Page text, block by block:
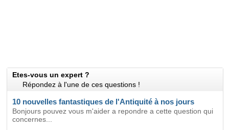
Etes-vous un expert ?
Répondez à l'une de ces questions !
10 nouvelles fantastiques de l'Antiquité à nos jours
Bonjours pouvez vous m'aider a repondre a cette question qui
concernes...